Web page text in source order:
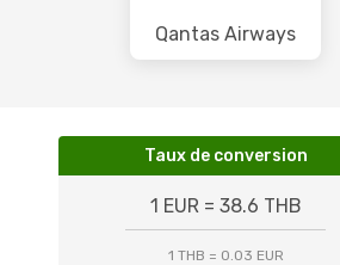
Qantas Airways
Taux de conversion
1 EUR = 38.6 THB
1 THB = 0.03 EUR